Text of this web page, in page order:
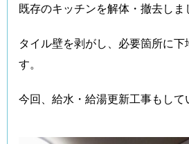
既存のキッチンを解体・撤去しま
タイル壁を剥がし、必要箇所に下
す。
今回、給水・給湯更新工事もして